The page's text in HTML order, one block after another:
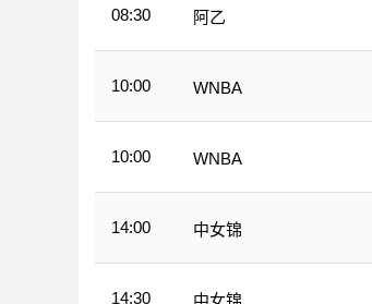
08:30 阿乙
10:00 WNBA
10:00 WNBA
14:00 中女锦
14:30 中女锦